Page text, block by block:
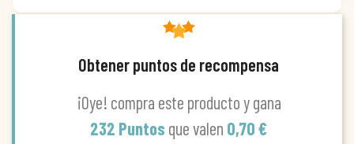
Obtener puntos de recompensa
¡Oye! compra este producto y gana
232 Puntos que valen 0,70 €